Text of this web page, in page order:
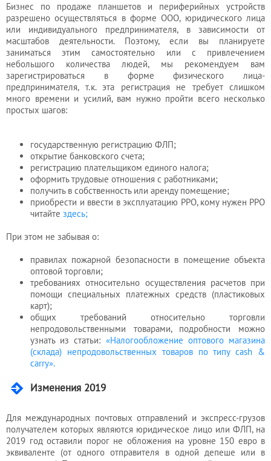
Бизнес по продаже планшетов и периферийных устройств
разрешено осуществляться в форме ООО, юридического лица
или индивидуального предпринимателя, в зависимости от
масштабов деятельности. Поэтому, если вы планируете
заниматься этим самостоятельно или с привлечением
небольшого количества людей, мы рекомендуем вам
зарегистрироваться в форме физического лица-
предпринимателя, т.к. эта регистрация не требует слишком
много времени и усилий, вам нужно пройти всего несколько
простых шагов:
государственную регистрацию ФЛП;
открытие банковского счета;
регистрацию плательщиком единого налога;
оформить трудовые отношения с работниками;
получить в собственность или аренду помещение;
приобрести и ввести в эксплуатацию РРО, кому нужен РРО
читайте здесь;
При этом не забывая о:
правилах пожарной безопасности в помещение объекта
оптовой торговли;
требованиях относительно осуществления расчетов при
помощи специальных платежных средств (пластиковых
карт);
общих требований относительно торговли
непродовольственными товарами, подробности можно
узнать из статьи: «Налогообложение оптового магазина
(склада) непродовольственных товаров по типу cash &
carry».
Изменения 2019
Для международных почтовых отправлений и экспресс-грузов
получателем которых являются юридическое лицо или ФЛП, на
2019 год оставили порог не обложения на уровне 150 евро в
эквиваленте (от одного отправителя в одной депеше или в